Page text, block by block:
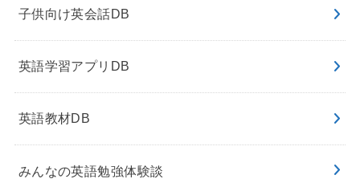
子供向け英会話DB
英語学習アプリDB
英語教材DB
みんなの英語勉強体験談